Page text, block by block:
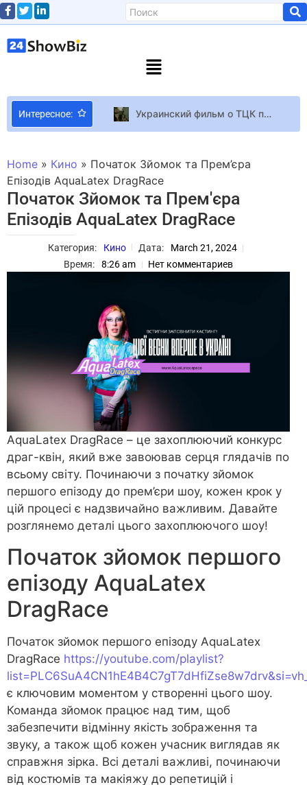
Интересное:
Украинский фильм о ТЦК получил награду кинофестиваля в Польше
Джастин Бибер опубликовал фото без одежды
Home » Кино » Початок Зйомок та Прем’єра
Епізодів AquaLatex DragRace
Початок Зйомок та Прем'єра
Епізодів AquaLatex DragRace
Категория: Кино Дата:
March 21, 2024
Время:
8:26 am Нет комментариев
AquaLatex DragRace – це захоплюючий конкурс
драг-квін, який вже завоював серця глядачів по
всьому світу. Починаючи з початку зйомок
першого епізоду до прем’єри шоу, кожен крок у
цій процесі є надзвичайно важливим. Давайте
розглянемо деталі цього захоплюючого шоу!
Початок зйомок першого
епізоду AquaLatex
DragRace
Початок зйомок першого епізоду AquaLatex
DragRace https://youtube.com/playlist?
є ключовим моментом у створенні цього шоу.
Команда зйомок працює над тим, щоб
забезпечити відмінну якість зображення та
звуку, а також щоб кожен учасник виглядав як
справжня зірка. Всі деталі важливі, починаючи
від костюмів та макіяжу до репетицій і